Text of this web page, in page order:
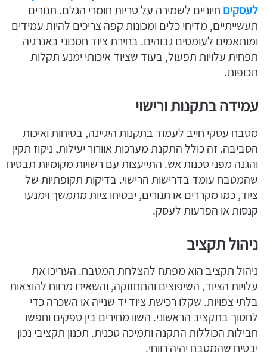
לעסקים חיוניים לשמירה על טריות חומרי הגלם. תנורים
תעשייתיים, מדיחי כלים ומכונות קפה צריכים להיות עמידים
ומותאמים לעומסים גבוהים. בחירת ציוד חסכוני באנרגיה
תפחית עלויות תפעול, בעוד שציוד איכותי ימנע תקלות
תכופות.
עמידה בתקנות ורישוי
מטבח עסקי חייב לעמוד בתקנות היגיינה, בטיחות ואיכות
הסביבה. זה כולל התקנת מערכות אוורור יעילות, ניקוז תקין
והגנה מפני סכנות אש. התייעצות עם רשויות מקומיות תבטיח
שהמטבח עומד בדרישות הרישוי. בדיקות תקופתיות של
ציוד, כמו מקררים או תנורים, יבטיחו ציות מתמשך וימנעו
קנסות או הפרעות לעסק.
ניהול תקציב
ניהול תקציב הוא מפתח להצלחת המטבח. העריכו את
עלויות הציוד, השיפוצים והתחזוקה, והשאירו מרווח להוצאות
בלתי צפויות. שקלו רכישת ציוד יד שנייה או השכרה כדי
לחסוך בתקציב הראשוני. השוו מחירים בין ספקים וחפשו
חבילות הכוללות התקנה ותמיכה טכנית. תכנון תקציבי נכון
יבטיח שהמטבח יהיה רווחי.